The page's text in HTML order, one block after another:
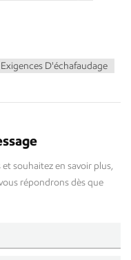
Exigences D'échafaudage
souhaitez en savoir plus,
répondrons dès que